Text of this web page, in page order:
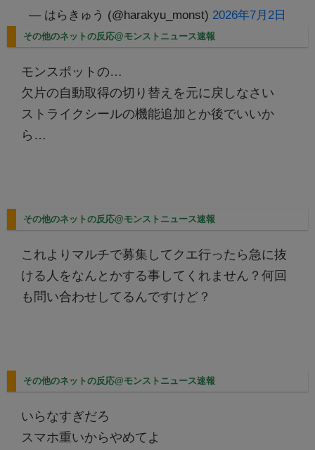
— はらきゅう (@harakyu_monst) 2026年7月2日
その他のネットの反応@モンストニュース速報
モンスポットの…
欠片の自動取得の切り替えを元に戻しなさい
ストライクシールの機能追加とか後でいいか
ら…
その他のネットの反応@モンストニュース速報
これよりマルチで募集してクエ行ったら急に抜
ける人をなんとかする事してくれません？何回
も問い合わせしてるんですけど？
その他のネットの反応@モンストニュース速報
いらなすぎだろ
スマホ重いからやめてよ